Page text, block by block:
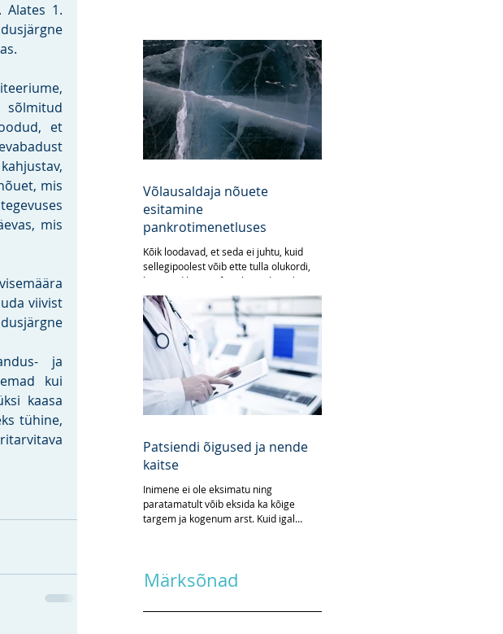
Alates 1.
et
mis
mis
viivist
ja
kui
kaasa
tühine,
Võlausaldaja nõuete
esitamine
pankrotimenetluses
Kõik loodavad, et seda ei juhtu, kuid
sellegipoolest võib ette tulla olukordi,
kus juriidilise või füüsilise isiku suhtes
kuulutatakse...
Patsiendi õigused ja nende
kaitse
Inimene ei ole eksimatu ning
paratamatult võib eksida ka kõige
targem ja kogenum arst. Kuid igal
Märksõnad